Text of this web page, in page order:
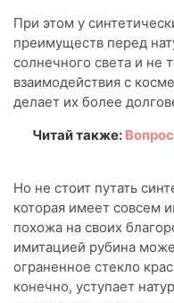
При этом у
преимуществ перед
солнечного света и не
взаимодействия с
делает их более
Читай также:
Но не стоит путать
которая имеет совсем
похожа на своих
имитацией рубина
ограненное стекло
конечно, уступает